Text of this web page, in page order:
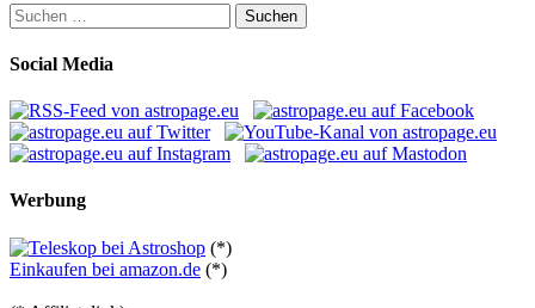
Suchen
nach:
Social Media
Werbung
(*)
Einkaufen bei amazon.de (*)